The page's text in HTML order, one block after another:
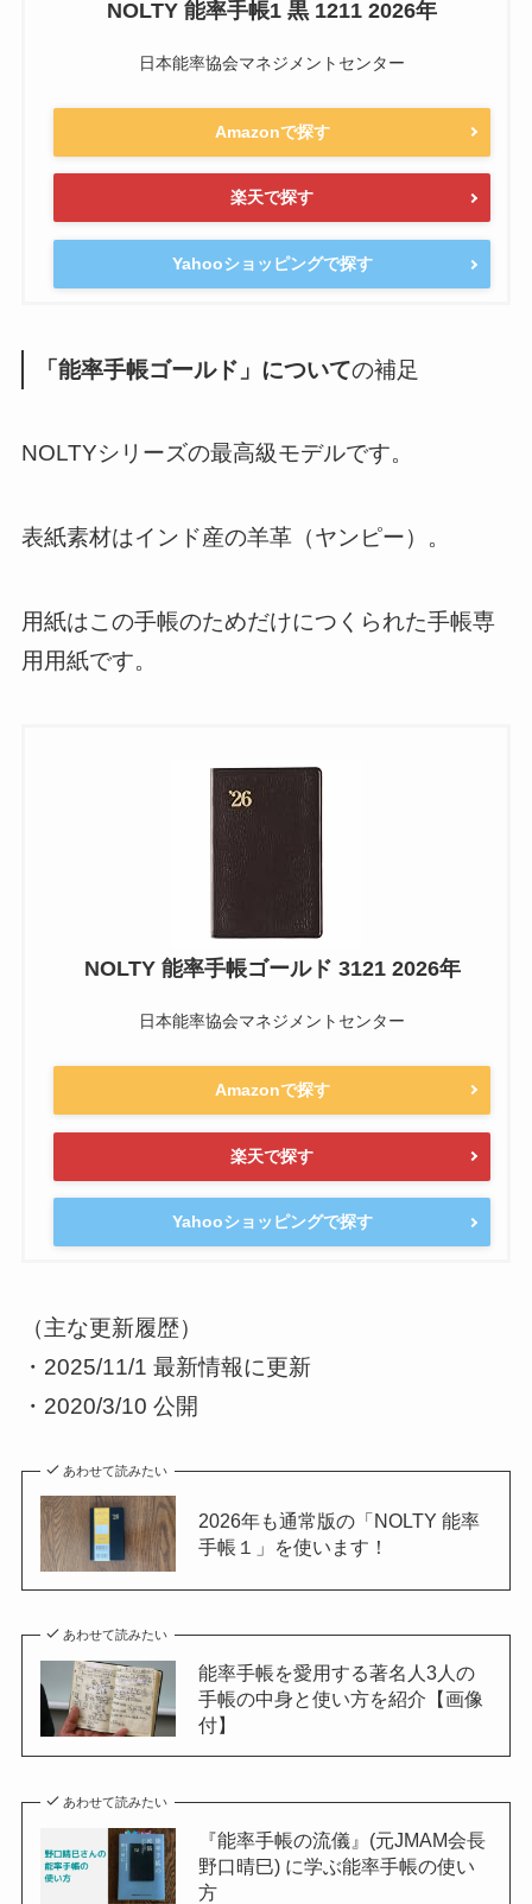
NOLTY 能率手帳1 黒 1211 2026年
日本能率協会マネジメントセンター
Amazonで探す
楽天で探す
Yahooショッピングで探す
「能率手帳ゴールド」についての補足
NOLTYシリーズの最高級モデルです。
表紙素材はインド産の羊革（ヤンピー）。
用紙はこの手帳のためだけにつくられた手帳専
用用紙です。
NOLTY 能率手帳ゴールド 3121 2026年
日本能率協会マネジメントセンター
Amazonで探す
楽天で探す
Yahooショッピングで探す
（主な更新履歴）
・2025/11/1 最新情報に更新
・2020/3/10 公開
あわせて読みたい
2026年も通常版の「NOLTY 能率
手帳１」を使います！
あわせて読みたい
能率手帳を愛用する著名人3人の
手帳の中身と使い方を紹介【画像
付】
あわせて読みたい
『能率手帳の流儀』(元JMAM会長
野口晴巳) に学ぶ能率手帳の使い
方